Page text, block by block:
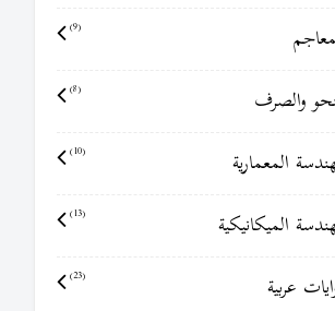
(9)
والصرف (8)
المعمارية (10)
الميكانيكية (13)
عربية (23)